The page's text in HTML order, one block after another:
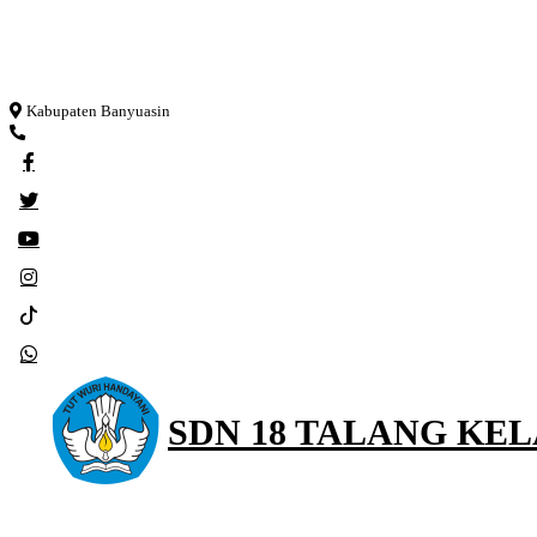
Kabupaten Banyuasin
SDN 18 TALANG